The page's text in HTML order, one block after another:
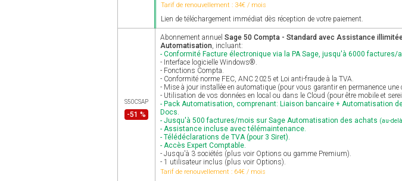
Tarif de renouvellement : 34€ / mois
Lien de téléchargement immédiat dès réception de votre paiement.
S50CSAP
-51 %
Abonnement annuel Sage 50 Compta - Standard avec Assistance
Automatisation, incluant:
- Conformité Facture électronique via la PA Sage, jusqu'à 6000 factures/
- Interface logicielle Windows®.
- Fonctions Compta.
- Conformité norme FEC, ANC 2025 et Loi anti-fraude à la TVA.
- Mise à jour installée en automatique (pour vous garantir en permanence une
- Utilisation de vos données en local ou dans le Cloud (pour être mobile et
- Pack Automatisation, comprenant: Liaison bancaire + Automatisation
Docs.
- Jusqu'à 500 factures/mois sur Sage Automatisation des achats (au-
- Assistance incluse avec télémaintenance.
- Télédéclarations de TVA (pour 3 Siret).
- Accès Expert Comptable.
- Jusqu'à 3 sociétés (plus voir Options ou gamme Premium).
- 1 utilisateur inclus (plus voir Options).
Tarif de renouvellement : 64€ / mois